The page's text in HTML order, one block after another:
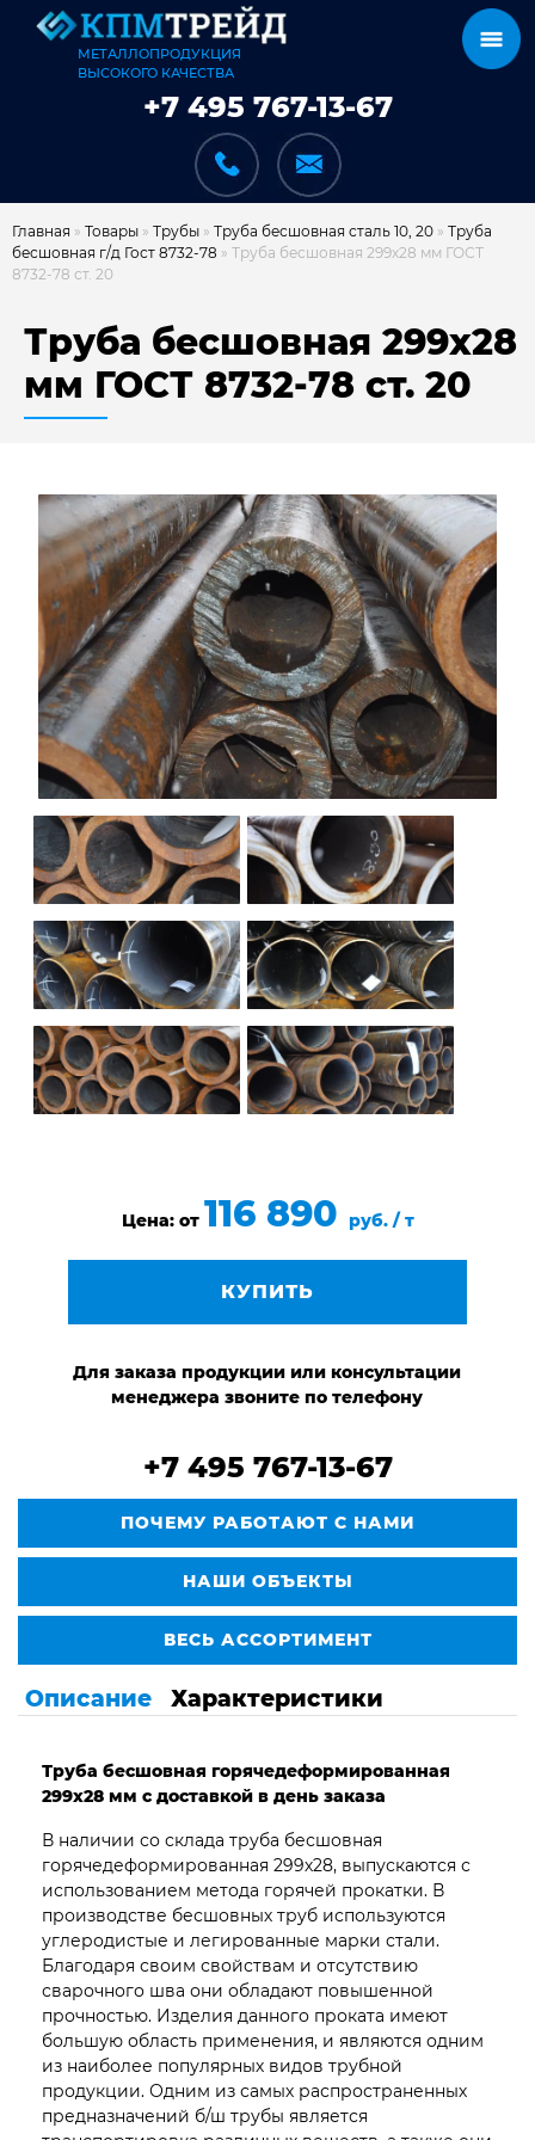
МЕТАЛЛОПРОДУКЦИЯ
ВЫСОКОГО КАЧЕСТВА
+7 495 767-13-67
ДОСТАВКА И ОПЛАТА
НАШИ ОБЪЕКТЫ
ОТЗЫВЫ
О НАС
БЛОГ
КОНТАКТЫ
Главная » Товары » Трубы » Труба бесшовная сталь 10, 20 » Труба
бесшовная г/д Гост 8732-78 » Труба бесшовная 299х28 мм ГОСТ
8732-78 ст. 20
Труба бесшовная 299х28
мм ГОСТ 8732-78 ст. 20
Цена: от 116 890 руб. / т
КУПИТЬ
Для заказа продукции или консультации
менеджера звоните по телефону
+7 495 767-13-67
ПОЧЕМУ РАБОТАЮТ С НАМИ
НАШИ ОБЪЕКТЫ
ВЕСЬ АССОРТИМЕНТ
Описание Характеристики
Труба бесшовная горячедеформированная
299х28 мм с доставкой в день заказа
В наличии со склада труба бесшовная
горячедеформированная 299х28, выпускаются с
использованием метода горячей прокатки. В
производстве бесшовных труб используются
углеродистые и легированные марки стали.
Благодаря своим свойствам и отсутствию
сварочного шва они обладают повышенной
прочностью. Изделия данного проката имеют
большую область применения, и являются одним
из наиболее популярных видов трубной
продукции. Одним из самых распространенных
предназначений б/ш трубы является